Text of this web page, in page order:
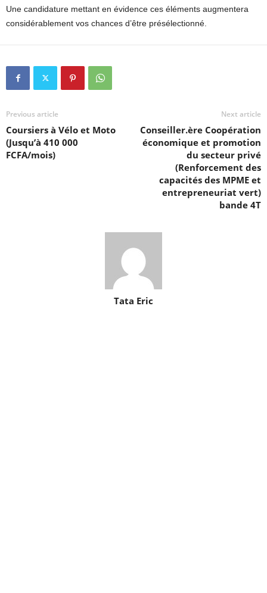
Une candidature mettant en évidence ces éléments augmentera
considérablement vos chances d’être présélectionné.
Previous article
Coursiers à Vélo et Moto
(Jusqu’à 410 000
FCFA/mois)
Next article
Conseiller.ère Coopération
économique et promotion
du secteur privé
(Renforcement des
capacités des MPME et
entrepreneuriat vert)
bande 4T
Tata Eric